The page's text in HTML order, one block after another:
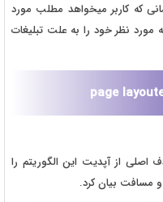
که کاربر میخواهد مطلب مورد
مورد نظر خود را به علت تبلیغات
آپدیت شد هدف اصلی از آپدیت این الگوریتم را
بیان کرد.